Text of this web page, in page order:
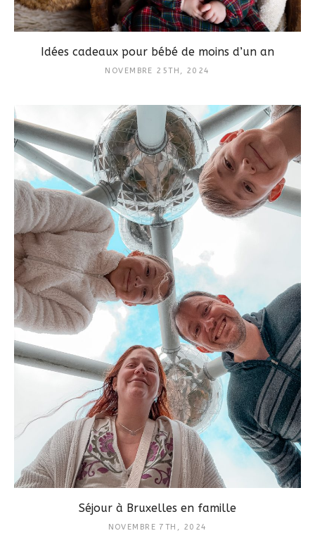
Idées cadeaux pour bébé de moins d’un an
NOVEMBRE 25TH, 2024
Séjour à Bruxelles en famille
NOVEMBRE 7TH, 2024